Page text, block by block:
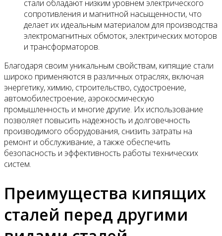
стали обладают низким уровнем электрического
сопротивления и магнитной насыщенности, что
делает их идеальным материалом для производства
электромагнитных обмоток, электрических моторов
и трансформаторов.
Благодаря своим уникальным свойствам, кипящие стали
широко применяются в различных отраслях, включая
энергетику, химию, строительство, судостроение,
автомобилестроение, аэрокосмическую
промышленность и многие другие. Их использование
позволяет повысить надежность и долговечность
производимого оборудования, снизить затраты на
ремонт и обслуживание, а также обеспечить
безопасность и эффективность работы технических
систем.
Преимущества кипящих
сталей перед другими